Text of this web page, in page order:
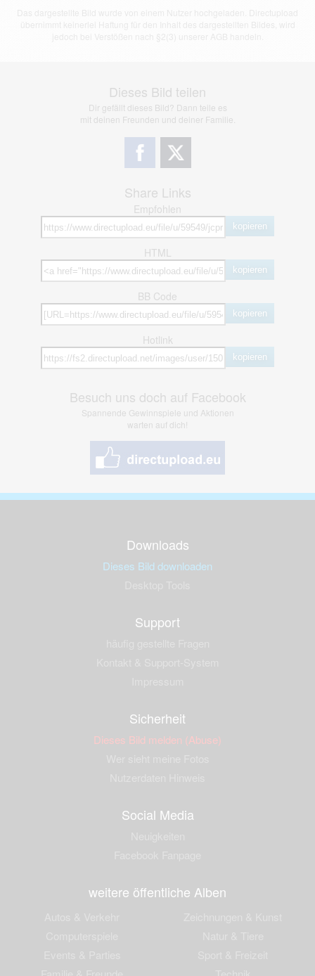
Dieses Bild teilen
Dir gefällt dieses Bild? Dann teile es
mit deinen Freunden und deiner Familie.
Share Links
Empfohlen
kopieren
HTML
kopieren
BB Code
kopieren
Hotlink
kopieren
Besuch uns doch auf Facebook
Spannende Gewinnspiele und Aktionen
warten auf dich!
Downloads
Dieses Bild downloaden
Support
Sicherheit
Dieses Bild melden (Abuse)
Social Media
weitere öffentliche Alben